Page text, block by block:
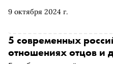
9 октября 2024 г.
чем заняться и куда
5 современных
отношениях отцов и